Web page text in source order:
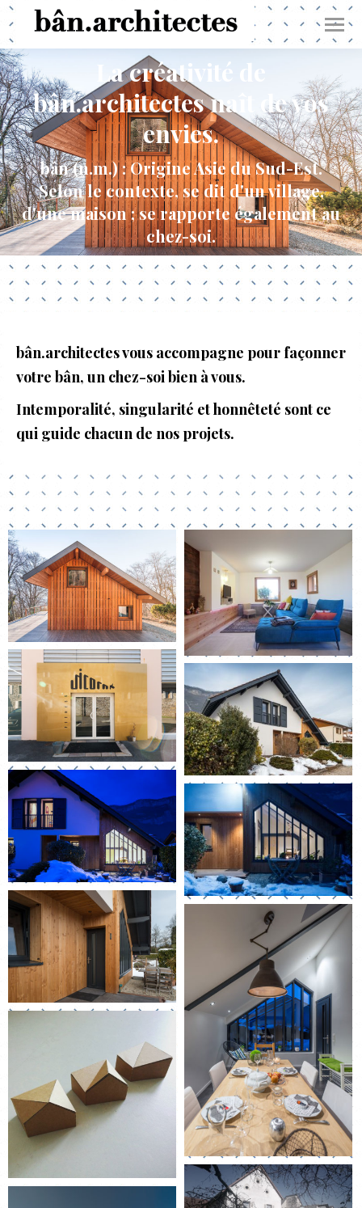
La créativité de
bân.architectes naît de vos
envies.
bân (n.m.) : Origine Asie du Sud-Est.
Selon le contexte, se dit d'un village,
d'une maison ; se rapporte également au
chez-soi.
bân.architectesvous accompagne pour façonner
votre bân, un chez-soi bien à vous.
Intemporalité, singularité ethonnêteté sont ce
qui guide chacun de nos projets.